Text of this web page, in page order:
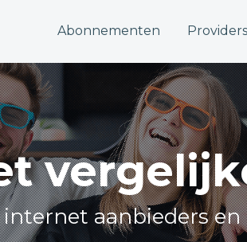
Abonnementen Providers
aanbieders